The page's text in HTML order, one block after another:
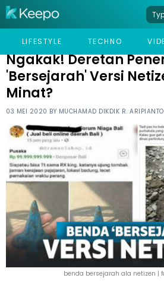
LIFESTYLE TECHNO
HOME HUMOR
NGAKAK! DERETAN PENEMUAN
Ngakak! Deretan
'Bersejarah' Versi
Minat?
03 MEI 2020 BY MUCHAMAD DIKDIK R. ARIPIANTO
benda bersejarah ala netizen |